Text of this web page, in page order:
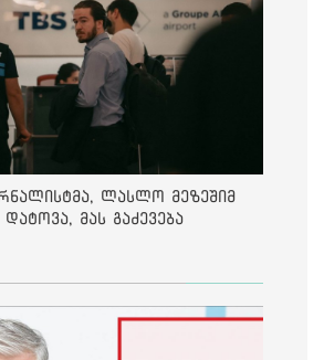
ლასლო მეზეშიმ
მას გაძევება